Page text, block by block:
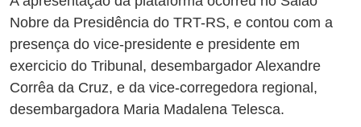
Nobre da Presidência do TRT-RS, e contou com a
presença do vice-presidente e presidente em
exercicio do Tribunal, desembargador Alexandre
Corrêa da Cruz, e da vice-corregedora regional,
desembargadora Maria Madalena Telesca.